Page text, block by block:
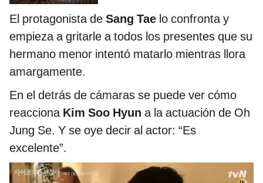
El protagonista de Sang Tae lo confronta y
empieza a gritarle a todos los presentes que su
hermano menor intentó matarlo mientras llora
amargamente.
En el detrás de cámaras se puede ver cómo
reacciona Kim Soo Hyun a la actuación de Oh
Jung Se. Y se oye decir al actor: “Es
excelente”.